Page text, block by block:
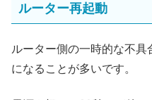
ルーター再起動
ルーター側の一時的な不
になることが多いです。